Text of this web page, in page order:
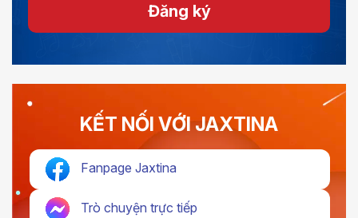
Đăng ký
KẾT NỐI VỚI JAXTINA
Fanpage Jaxtina
Trò chuyện trực tiếp